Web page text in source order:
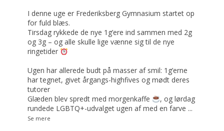
I denne uge er Frederiksberg Gymnasium startet op
for fuld blæs.
Tirsdag rykkede de nye 1g’ere ind sammen med 2g
og 3g – og alle skulle lige vænne sig til de nye
ringetider
Ugen har allerede budt på masser af smil: 1g’erne
har tegnet, givet årgangs-highfives og mødt deres
tutorer
Glæden blev spredt med morgenkaffe
, og lørdag
rundede LGBTQ+-udvalget ugen af med en farve ...
Se mere